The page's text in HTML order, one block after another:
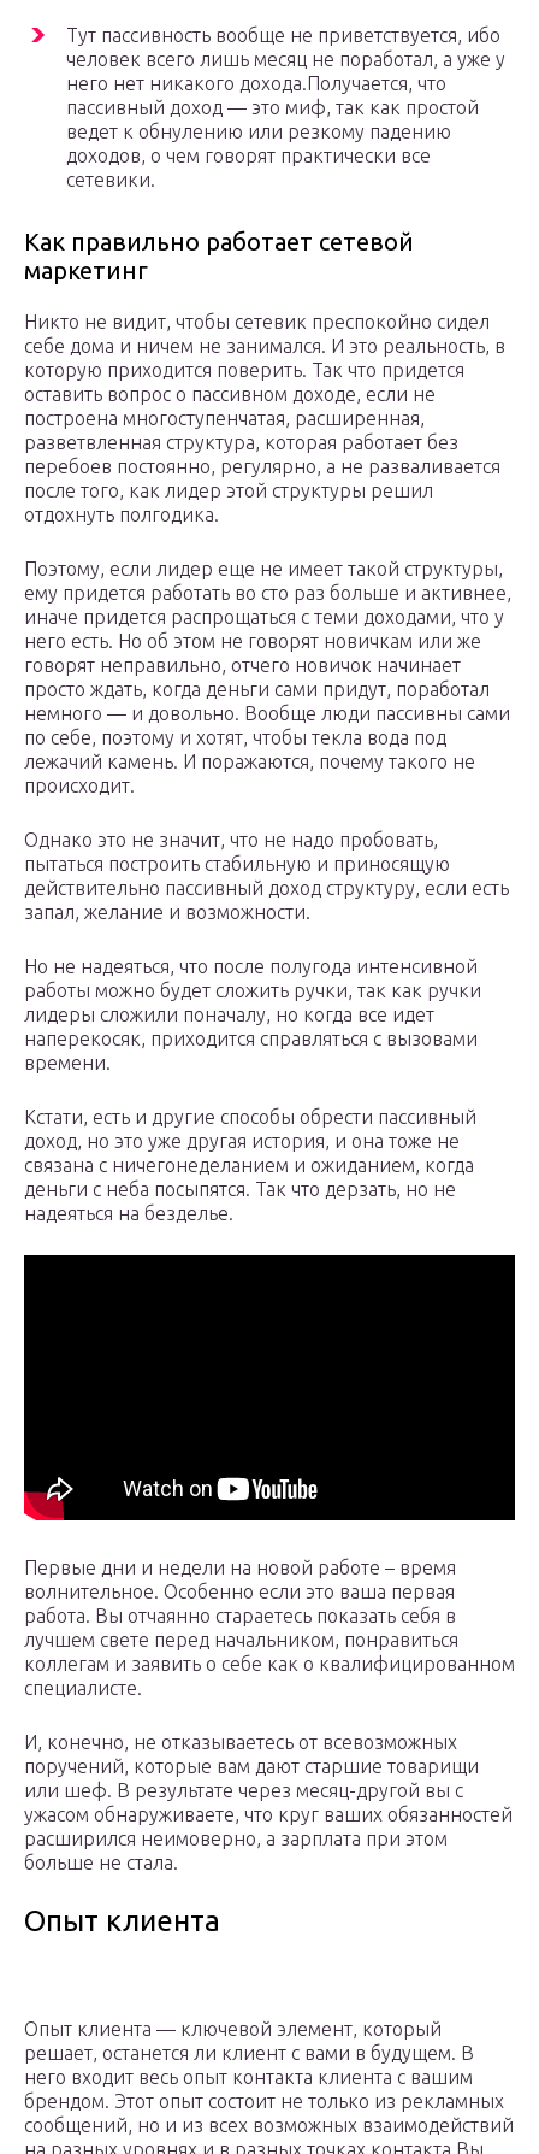
Тут пассивность вообще не приветствуется, ибо
человек всего лишь месяц не поработал, а уже у
него нет никакого дохода.Получается, что
пассивный доход — это миф, так как простой
ведет к обнулению или резкому падению
доходов, о чем говорят практически все
сетевики.
Как правильно работает сетевой
маркетинг
Никто не видит, чтобы сетевик преспокойно сидел
себе дома и ничем не занимался. И это реальность, в
которую приходится поверить. Так что придется
оставить вопрос о пассивном доходе, если не
построена многоступенчатая, расширенная,
разветвленная структура, которая работает без
перебоев постоянно, регулярно, а не разваливается
после того, как лидер этой структуры решил
отдохнуть полгодика.
Поэтому, если лидер еще не имеет такой структуры,
ему придется работать во сто раз больше и активнее,
иначе придется распрощаться с теми доходами, что у
него есть. Но об этом не говорят новичкам или же
говорят неправильно, отчего новичок начинает
просто ждать, когда деньги сами придут, поработал
немного — и довольно. Вообще люди пассивны сами
по себе, поэтому и хотят, чтобы текла вода под
лежачий камень. И поражаются, почему такого не
происходит.
Однако это не значит, что не надо пробовать,
пытаться построить стабильную и приносящую
действительно пассивный доход структуру, если есть
запал, желание и возможности.
Но не надеяться, что после полугода интенсивной
работы можно будет сложить ручки, так как ручки
лидеры сложили поначалу, но когда все идет
наперекосяк, приходится справляться с вызовами
времени.
Кстати, есть и другие способы обрести пассивный
доход, но это уже другая история, и она тоже не
связана с ничегонеделанием и ожиданием, когда
деньги с неба посыпятся. Так что дерзать, но не
надеяться на безделье.
Первые дни и недели на новой работе – время
волнительное. Особенно если это ваша первая
работа. Вы отчаянно стараетесь показать себя в
лучшем свете перед начальником, понравиться
коллегам и заявить о себе как о квалифицированном
специалисте.
И, конечно, не отказываетесь от всевозможных
поручений, которые вам дают старшие товарищи
или шеф. В результате через месяц-другой вы с
ужасом обнаруживаете, что круг ваших обязанностей
расширился неимоверно, а зарплата при этом
больше не стала.
Опыт клиента
Опыт клиента — ключевой элемент, который
решает, останется ли клиент с вами в будущем. В
него входит весь опыт контакта клиента с вашим
брендом. Этот опыт состоит не только из рекламных
сообщений, но и из всех возможных взаимодействий
на разных уровнях и в разных точках контакта.Вы